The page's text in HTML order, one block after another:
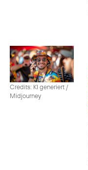
Credits: KI generiert /
Midjourney